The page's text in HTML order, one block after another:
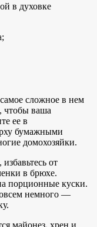
в духовке
сложное в нем
чтобы ваша
ее в
бумажными
домохозяйки.
от
в брюхе.
порционные куски.
немного —
майонез, хрен и